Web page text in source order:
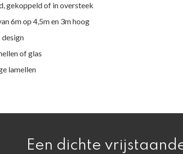
gekoppeld of in oversteek
6m op 4,5m en 3m hoog
of glas
lamellen
Een dichte